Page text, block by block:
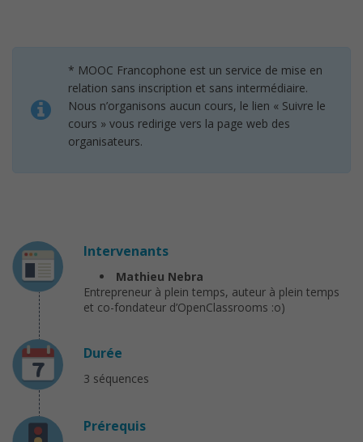
* MOOC Francophone est un service de mise en
relation sans inscription et sans intermédiaire.
Nous n’organisons aucun cours, le lien « Suivre le
cours » vous redirige vers la page web des
organisateurs.
Intervenants
Mathieu Nebra
Entrepreneur à plein temps, auteur à plein temps
et co-fondateur d’OpenClassrooms :o)
Durée
3 séquences
Prérequis